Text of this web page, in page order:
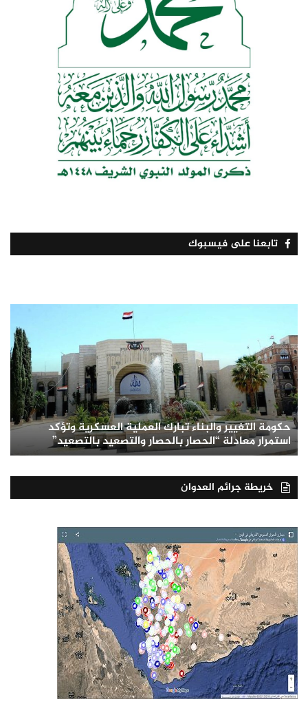
تابعنا على فيسبوك
حكومة التغيير والبناء تبارك العملية العسكرية وتؤكد
استمرار معادلة “الحصار بالحصار والتصعيد بالتصعيد”
خريطة جرائم العدوان